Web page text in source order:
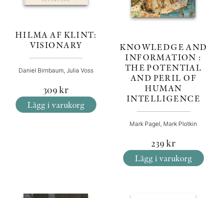
HILMA AF KLINT:
VISIONARY
Daniel Birnbaum, Julia Voss
309kr
Lägg i varukorg
KNOWLEDGE AND
INFORMATION :
THE POTENTIAL
AND PERIL OF
HUMAN
INTELLIGENCE
Mark Pagel, Mark Plotkin
239kr
Lägg i varukorg